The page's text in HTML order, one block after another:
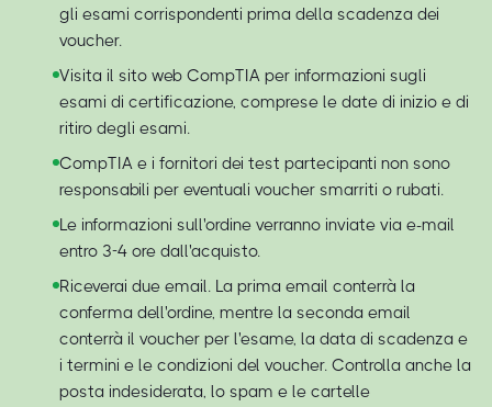
gli esami corrispondenti prima della scadenza dei
voucher.
Visita il sito web CompTIA per informazioni sugli
esami di certificazione, comprese le date di inizio e di
ritiro degli esami.
CompTIA e i fornitori dei test partecipanti non sono
responsabili per eventuali voucher smarriti o rubati.
Le informazioni sull'ordine verranno inviate via e-mail
entro 3-4 ore dall'acquisto.
Riceverai due email. La prima email conterrà la
conferma dell'ordine, mentre la seconda email
conterrà il voucher per l'esame, la data di scadenza e
i termini e le condizioni del voucher. Controlla anche la
posta indesiderata, lo spam e le cartelle